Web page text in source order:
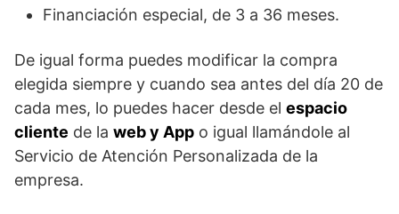
Financiación especial, de 3 a 36 meses.
De igual forma puedes modificar la compra
elegida siempre y cuando sea antes del día 20 de
cada mes, lo puedes hacer desde el espacio
cliente de la web y App o igual llamándole al
Servicio de Atención Personalizada de la
empresa.